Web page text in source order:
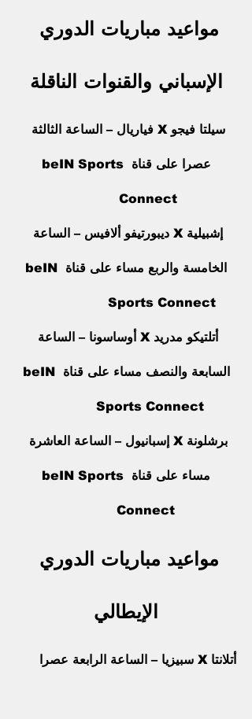
مواعيد مباريات الدوري
الإسباني والقنوات الناقلة
سيلتا فيجو X فياريال – الساعة الثالثة
عصرا على قناة beIN Sports
Connect
إشبيلية X ديبورتيفو ألافيس – الساعة
الخامسة والربع مساء على قناة beIN
Sports Connect
أتلتيكو مدريد X أوساسونا – الساعة
السابعة والنصف مساء على قناة beIN
Sports Connect
برشلونة X إسبانيول – الساعة العاشرة
مساء على قناة beIN Sports
Connect
مواعيد مباريات الدوري
الإيطالي
أتلانتا X سبيزيا – الساعة الرابعة عصرا